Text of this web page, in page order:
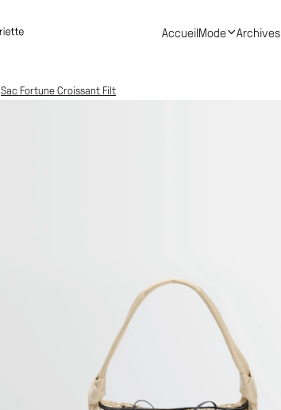
AccueilMode Archives
Sac Fortune Croissant Filt